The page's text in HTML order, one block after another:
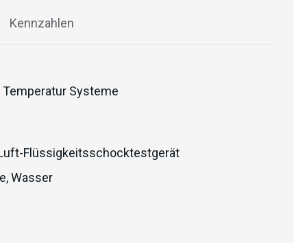
Kennzahlen
Temperatur Systeme
Flüssigkeitsschocktestgerät
,Wasser